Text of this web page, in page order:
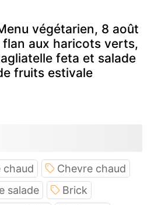
végétarien, 8 août
flan aux haricots verts,
feta et salade
fruits estivale
chaud
Chevre chaud
salade
Brick